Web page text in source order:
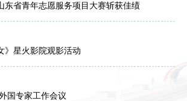
东省青年志愿服务项目大赛斩获佳绩
》星火影院观影活动
国专家工作会议